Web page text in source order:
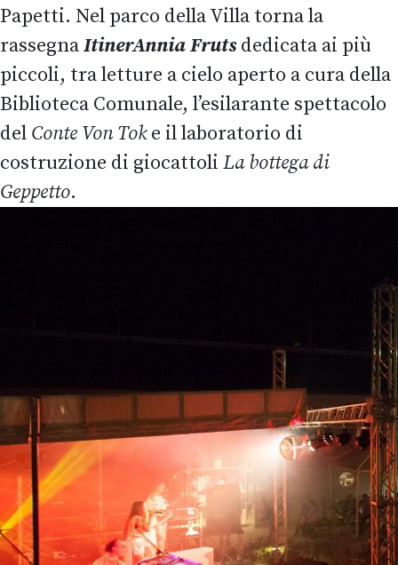
Papetti. Nel parco della Villa torna la
rassegnaItinerAnnia Frutsdedicata ai più
piccoli, tra letture a cielo aperto a cura della
Biblioteca Comunale, l’esilarante spettacolo
del Conte Von Toke il laboratorio di
costruzione di giocattoli La bottega di
Geppetto.